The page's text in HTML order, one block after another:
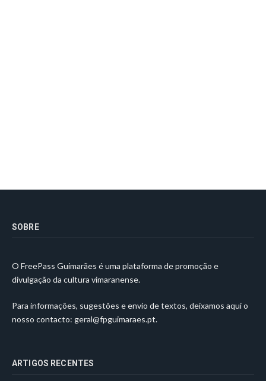
SOBRE
O FreePass Guimarães é uma plataforma de promoção e
divulgação da cultura vimaranense.
Para informações, sugestões e envio de textos, deixamos aqui o
nosso contacto: geral@fpguimaraes.pt.
ARTIGOS RECENTES